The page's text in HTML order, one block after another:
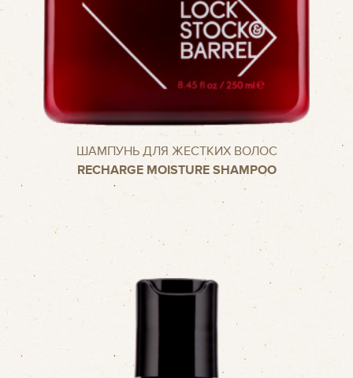
ШАМПУНЬ ДЛЯ ЖЕСТКИХ ВОЛОС
RECHARGE MOISTURE SHAMPOO